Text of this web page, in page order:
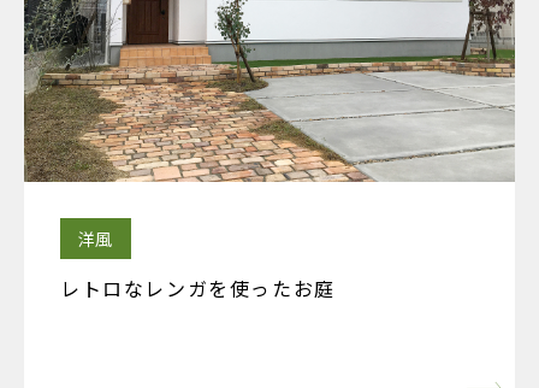
洋風
レトロなレンガを使ったお庭